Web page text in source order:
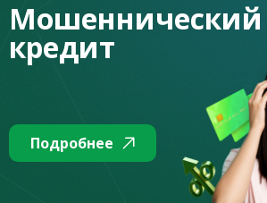
один способ защитить платеж:
захочет оплатить покупку с
сможет это сделать без вашего
телефона. Банк генерирует
цифр для каждого платежа.
действителен только один раз.
Виртуальная карта.
Откройте
для онлайн-покупок, чтобы не
деньги. Виртуальная карта
Мошеннический
кредит
Подробнее